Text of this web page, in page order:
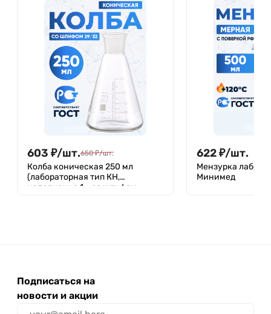
603 ₽/шт.650 ₽/шт.
Колба коническая 250 мл
(лабораторная тип КН,
исполнение 1 - со шлифом,
622₽/шт.
Мензурка
Минимед
Подписаться на
новости и акции